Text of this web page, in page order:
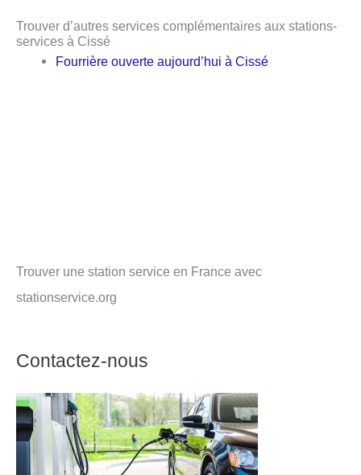
Trouver d’autres services complémentaires aux stations-
services à Cissé
Fourrière ouverte aujourd’hui à Cissé
Trouver une station service en France avec
stationservice.org
Contactez-nous